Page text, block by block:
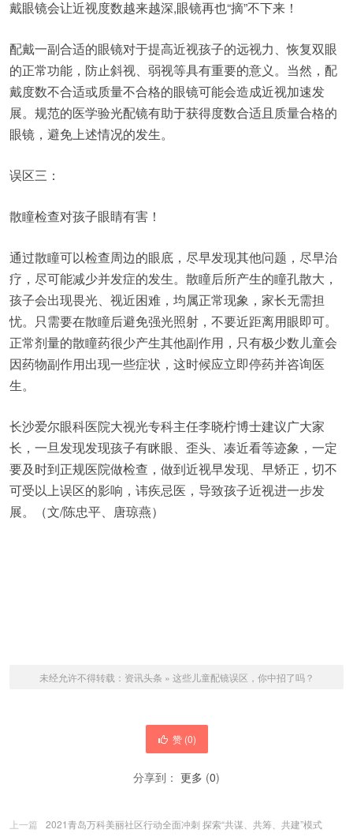
戴眼镜会让近视度数越来越深,眼镜再也“摘”不下来！
配戴一副合适的眼镜对于提高近视孩子的远视力、恢复双眼
的正常功能，防止斜视、弱视等具有重要的意义。当然，配
戴度数不合适或质量不合格的眼镜可能会造成近视加速发
展。规范的医学验光配镜有助于获得度数合适且质量合格的
眼镜，避免上述情况的发生。
误区三：
散瞳检查对孩子眼睛有害！
通过散瞳可以检查周边的眼底，尽早发现其他问题，尽早治
疗，尽可能减少并发症的发生。散瞳后所产生的瞳孔散大，
孩子会出现畏光、视近困难，均属正常现象，家长无需担
忧。只需要在散瞳后避免强光照射，不要近距离用眼即可。
正常剂量的散瞳药很少产生其他副作用，只有极少数儿童会
因药物副作用出现一些症状，这时候应立即停药并咨询医
生。
长沙爱尔眼科医院大视光专科主任李晓柠博士建议广大家
长，一旦发现发现孩子有眯眼、歪头、凑近看等迹象，一定
要及时到正规医院做检查，做到近视早发现、早矫正，切不
可受以上误区的影响，讳疾忌医，导致孩子近视进一步发
展。（文/陈忠平、唐琼燕）
未经允许不得转载： 资讯头条 » 这些儿童配镜误区，你中招了吗？
赞 (0)
分享到： 更多 (0)
上一篇
2021青岛万科美丽社区行动全面冲刺 探索“共谋、共筹、共建”模式